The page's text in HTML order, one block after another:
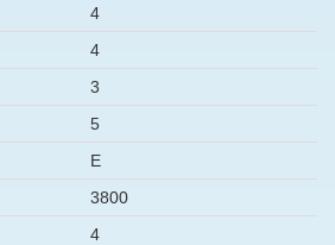
4
4
3
5
E
3800
4